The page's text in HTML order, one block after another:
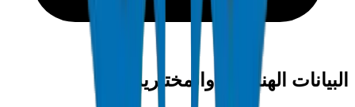
البيانات الهندسية والمختبرية